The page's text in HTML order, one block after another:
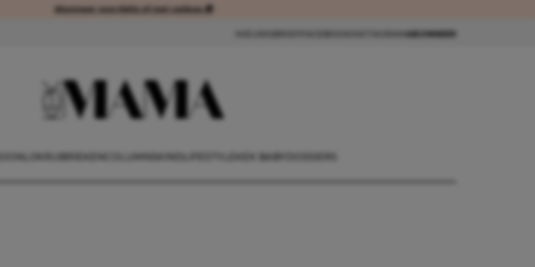
Abonneer voordelig of met cadeau 🎁Abonneer voordelig of met cadeau 🎁
ABONNEER